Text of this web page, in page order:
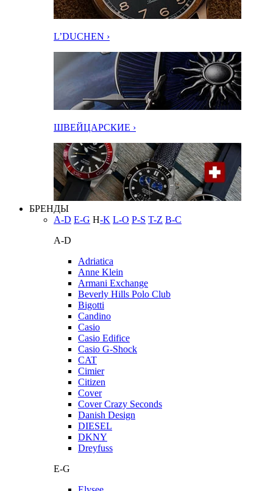
L’DUCHEN ›
ШВЕЙЦАРСКИЕ ›
БРЕНДЫ
A-D E-G H-K L-O P-S T-Z В-С
A-D
Adriatica
Anne Klein
Armani Exchange
Beverly Hills Polo Club
Bigotti
Candino
Casio
Casio Edifice
Casio G-Shock
CAT
Cimier
Citizen
Cover
Cover Crazy Seconds
Danish Design
DIESEL
DKNY
Dreyfuss
E-G